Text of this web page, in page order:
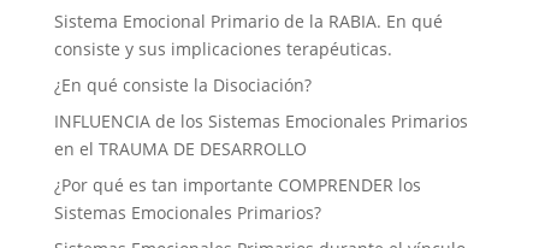
Sistema Emocional Primario de la RABIA. En qué
consiste y sus implicaciones terapéuticas.
¿En qué consiste la Disociación?
INFLUENCIA de los Sistemas Emocionales Primarios
en el TRAUMA DE DESARROLLO
¿Por qué es tan importante COMPRENDER los
Sistemas Emocionales Primarios?